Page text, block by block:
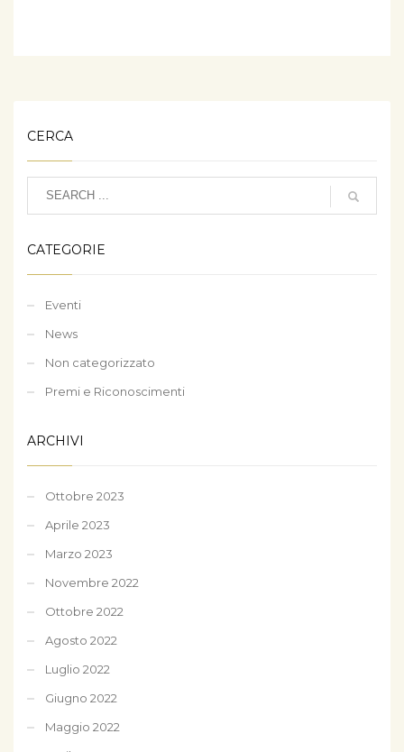
CERCA
CATEGORIE
Eventi
News
Non categorizzato
Premi e Riconoscimenti
ARCHIVI
Ottobre 2023
Aprile 2023
Marzo 2023
Novembre 2022
Ottobre 2022
Agosto 2022
Luglio 2022
Giugno 2022
Maggio 2022